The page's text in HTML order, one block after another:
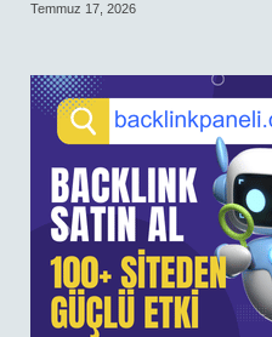
Temmuz 17, 2026